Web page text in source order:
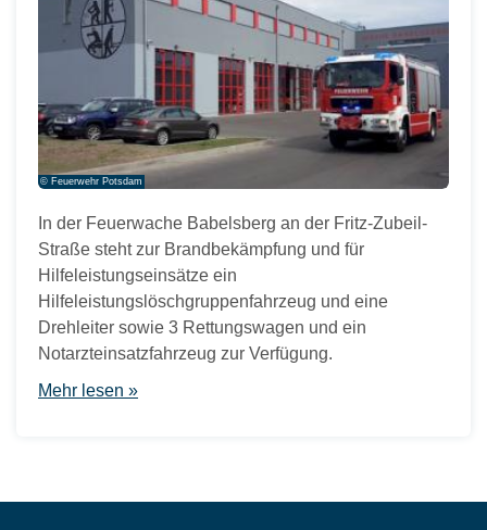
© Feuerwehr Potsdam
In der Feuerwache Babelsberg an der Fritz-Zubeil-
Straße steht zur Brandbekämpfung und für
Hilfeleistungseinsätze ein
Hilfeleistungslöschgruppenfahrzeug und eine
Drehleiter sowie 3 Rettungswagen und ein
Notarzteinsatzfahrzeug zur Verfügung.
Mehr lesen »